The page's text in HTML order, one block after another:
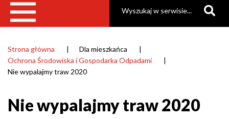
Ścieżka
nawigacyjna
Strona główna
Dla mieszkańca
Ochrona Środowiska i Gospodarka Odpadami
Nie wypalajmy traw 2020
Nie wypalajmy traw 2020